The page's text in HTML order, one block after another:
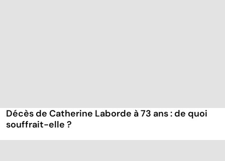
Décès de Catherine Laborde à 73 ans : de quoi
souffrait-elle ?